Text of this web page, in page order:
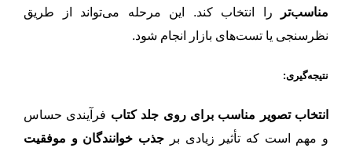
مناسب‌تر
را انتخاب کند. این مرحله می‌تواند از طریق
نظرسنجی یا تست‌های بازار انجام شود.
نتیجه‌گیری:
انتخاب تصویر مناسب برای روی جلد کتاب فرآیندی حساس
و مهم است که تأثیر زیادی بر جذب خوانندگان و موفقیت